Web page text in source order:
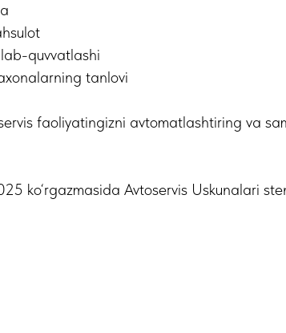
quvvatlashi
tanlovi
faoliyatingizni avtomatlashtiring va
ko‘rgazmasida Avtoservis Uskunalari